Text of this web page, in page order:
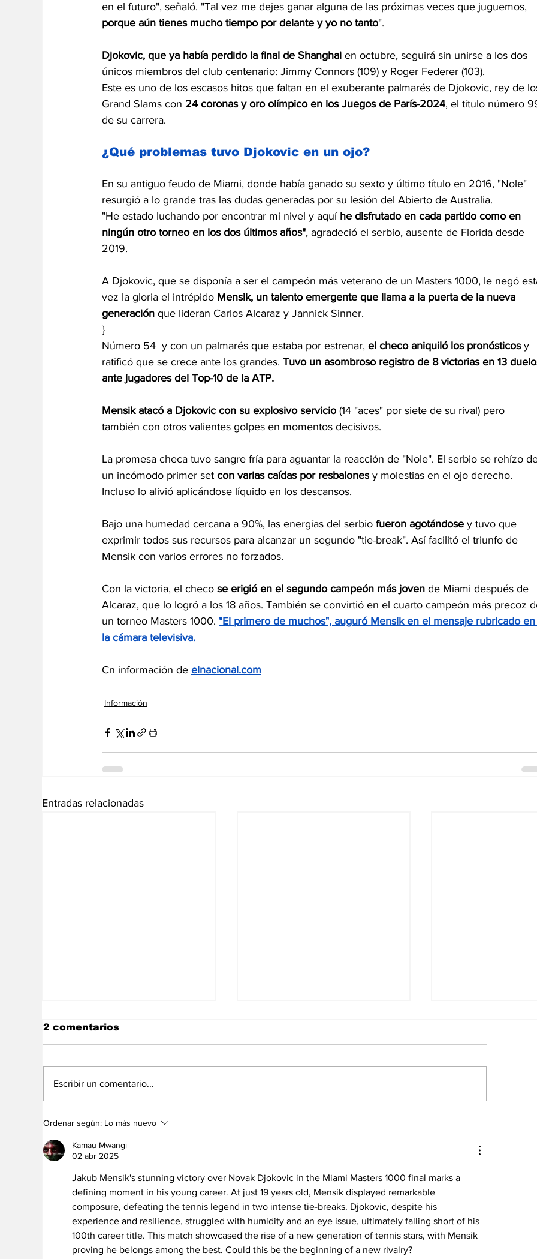
en el futuro", señaló. "Tal vez me dejes ganar alguna de las próximas veces que juguemos,
porque aún tienes mucho tiempo por delante y yo no tanto".
Djokovic, que ya había perdido la final de Shanghai en octubre, seguirá sin unirse a los dos
únicos miembros del club centenario: Jimmy Connors (109) y Roger Federer (103).
Este es uno de los escasos hitos que faltan en el exuberante palmarés de Djokovic, rey de
Grand Slams con 24 coronas y oro olímpico en los Juegos de París-2024, el título número
de su carrera.
¿Qué problemas tuvo Djokovic en un ojo?
En su antiguo feudo de Miami, donde había ganado su sexto y último título en 2016, "Nole"
resurgió a lo grande tras las dudas generadas por su lesión del Abierto de Australia.
"He estado luchando por encontrar mi nivel y aquí he disfrutado en cada partido como en
ningún otro torneo en los dos últimos años", agradeció el serbio, ausente de Florida desde
2019.
A Djokovic, que se disponía a ser el campeón más veterano de un Masters 1000, le negó
vez la gloria el intrépido Mensik, un talento emergente que llama a la puerta de la nueva
generación que lideran Carlos Alcaraz y Jannick Sinner.
}
Número 54  y con un palmarés que estaba por estrenar, el checo aniquiló los pronósticos y
ratificó que se crece ante los grandes. Tuvo un asombroso registro de 8 victorias en 13
ante jugadores del Top-10 de la ATP.
Mensik atacó a Djokovic con su explosivo servicio (14 "aces" por siete de su rival) pero
también con otros valientes golpes en momentos decisivos.
La promesa checa tuvo sangre fría para aguantar la reacción de "Nole". El serbio se rehízo
un incómodo primer set con varias caídas por resbalones y molestias en el ojo derecho.
Incluso lo alivió aplicándose líquido en los descansos.
Bajo una humedad cercana a 90%, las energías del serbio fueron agotándose y tuvo que
exprimir todos sus recursos para alcanzar un segundo "tie-break". Así facilitó el triunfo de
Mensik con varios errores no forzados.
Con la victoria, el checo se erigió en el segundo campeón más joven de Miami después de
Alcaraz, que lo logró a los 18 años. También se convirtió en el cuarto campeón más precoz
un torneo Masters 1000. "El primero de muchos", auguró Mensik en el mensaje rubricado
la cámara televisiva.
Cn información de elnacional.com
Información
Entradas relacionadas
vuelve a sorprender en
las redes
2 comentarios
Escribir un comentario...
Ordenar según: Lo más nuevo
Kamau Mwangi
02 abr 2025
Jakub Mensik's stunning victory over Novak Djokovic in the Miami Masters 1000 final marks a
defining moment in his young career. At just 19 years old, Mensik displayed remarkable
composure, defeating the tennis legend in two intense tie-breaks. Djokovic, despite his
experience and resilience, struggled with humidity and an eye issue, ultimately falling short of his
100th career title. This match showcased the rise of a new generation of tennis stars, with Mensik
proving he belongs among the best. Could this be the beginning of a new rivalry?